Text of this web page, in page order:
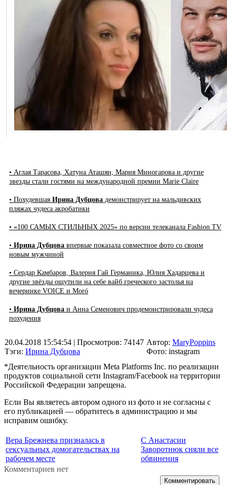
• Аглая Тарасова, Хатуна Аташян, Мария Миногарова и другие
звезды стали гостями на международной премии Marie Claire
• Похудевшая Ирина Дубцова демонстрирует на мальдивских
пляжах чудеса акробатики
• «100 САМЫХ СТИЛЬНЫХ 2025» по версии телеканала Fashion TV
• Ирина Дубцова впервые показала совместное фото со своим
новым мужчиной
• Сердар Камбаров, Валерия Гай Германика, Юлия Хадарцева и
другие звёзды ощутили на себе вайб греческого застолья на
вечеринке VOICE и Moró
• Ирина Дубцова и Анна Семенович продемонстрировали чудеса
похудения
20.04.2018 15:54:54 | Просмотров: 74147
Тэги: Ирина Дубцова
Автор: MaryPoppins
Фото: instagram
*Деятельность организации Meta Platforms Inc. по реализации
продуктов социальной сети Instagram/Facebook на территории
Российской Федерации запрещена.
Если Вы являетесь автором одного из фото и не согласны с
его публикацией — обратитесь в администрацию и мы
исправим ошибку.
Вера Брежнева призналась в
сексуальных домогательствах на
рабочем месте
С Анастасии
Заворотнюк сняли все
обвинения
Комментариев нет
Комментировать